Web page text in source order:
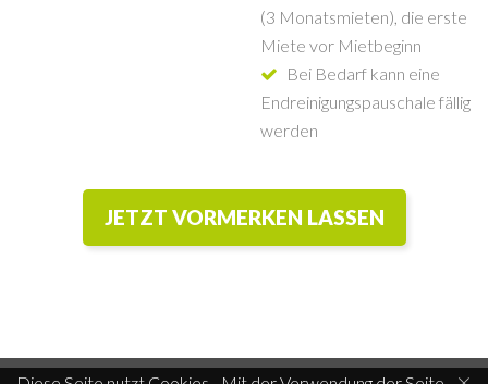
(3 Monatsmieten), die erste
Miete vor Mietbeginn
Bei Bedarf kann eine
Endreinigungspauschale fällig
werden
JETZT VORMERKEN LASSEN